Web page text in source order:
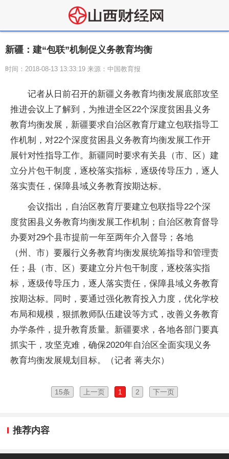
新疆：建“包联”机制促义务教育均衡
时间：2018-08-13 13:33:19 来源：中国教育报
记者从日前召开的新疆义务教育均衡发展底部攻坚
推进会议上了解到，为推进全区22个深度贫困县义务
教育均衡发展，新疆要求自治区教育厅建立包联指导工
作机制，对22个深度贫困县义务教育均衡发展工作开
展针对性指导工作。新疆同时要求有关县（市、区）建
立分片包干制度，逐校落实指标，逐级传导压力，逐人
落实责任，保障县域义务教育按期达标。
会议指出，自治区教育厅要建立包联指导22个深
度贫困县义务教育均衡发展工作机制；自治区教育督导
办要对29个县市提前一年至两年介入督导；各地
（州、市）要履行义务教育均衡发展统筹指导和管理责
任；县（市、区）要建立分片包干制度，逐校落实指
标，逐级传导压力，逐人落实责任，保障县域义务教育
按期达标。同时，要通过强化教育投入力度，优化学校
布局和规模，狠抓教师队伍建设等方式，改善义务教育
办学条件，提升教育质量。新疆要求，各地各部门要真
抓实干，攻坚克难，确保2020年自治区全面实现义务
教育均衡发展规划目标。（记者 蒋夫尔）
15条 上一页 1 2 下一页
推荐内容